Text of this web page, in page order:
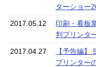
ターショー
2017.05.12
印刷・看板
判プリンタ
2017.04.27
【予告編】
プリンター